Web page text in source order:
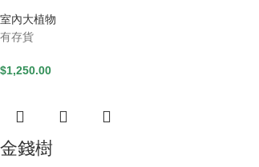
室內大植物
有存貨
$1,250.00
金錢樹